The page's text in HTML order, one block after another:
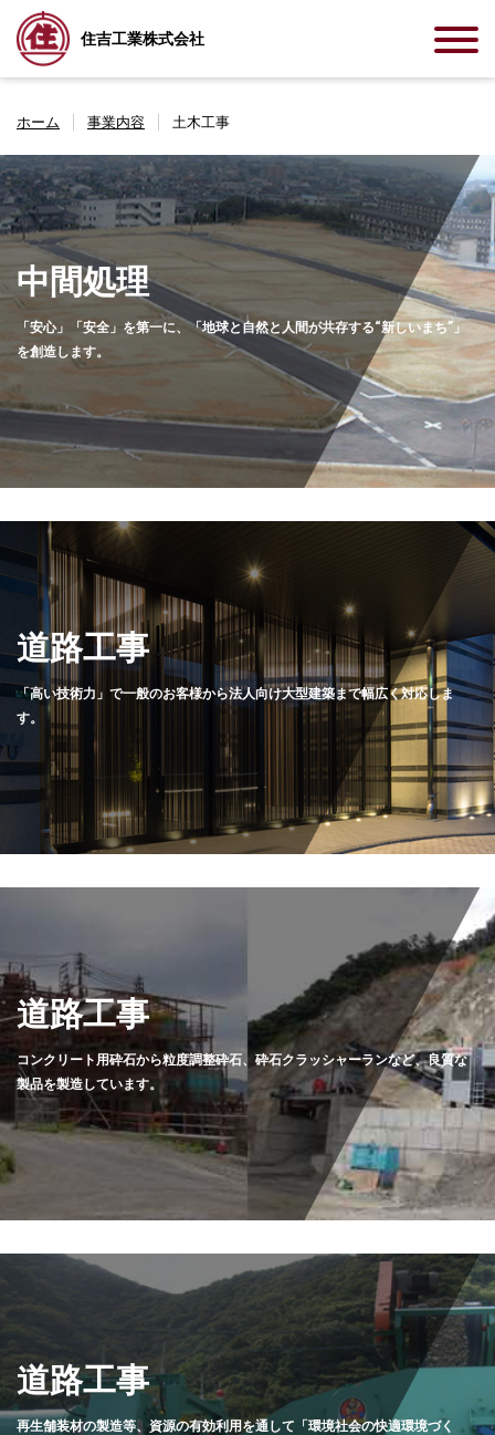
住吉工業株式会社
ホーム 事業内容 土木工事
中間処理
「安心」「安全」を第一に、「地球と自然と人間が共存する“新しいまち”」
を創造します。
道路工事
「高い技術力」で一般のお客様から法人向け大型建築まで幅広く対応しま
す。
道路工事
コンクリート用砕石から粒度調整砕石、砕石クラッシャーランなど、良質な
製品を製造しています。
道路工事
再生舗装材の製造等、資源の有効利用を通して「環境社会の快適環境づく